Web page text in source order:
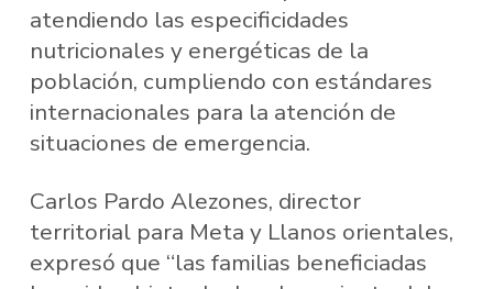
atendiendo las especificidades
nutricionales y energéticas de la
población, cumpliendo con estándares
internacionales para la atención de
situaciones de emergencia.
Carlos Pardo Alezones, director
territorial para Meta y Llanos orientales,
expresó que “las familias beneficiadas